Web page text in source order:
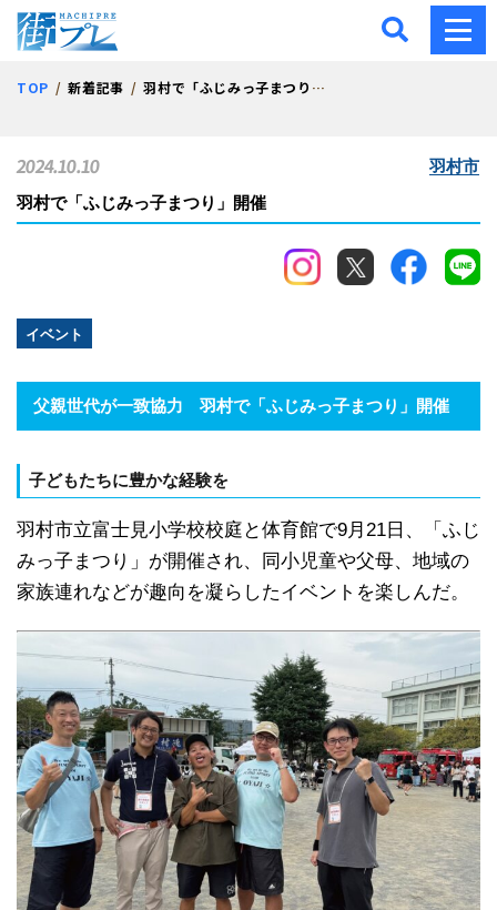
街プレ -東京・西多摩の
TOP 新着記事 羽村で「ふじみっ子まつり」開催
羽村で「ふじみっ子まつり」開催
イベント
2024.10.10 羽村市
父親世代が一致協力 羽村で「ふじみっ子まつり」開催
子どもたちに豊かな経験を
羽村市立富士見小学校校庭と体育館で9月21日、「ふじ
みっ子まつり」が開催され、同小児童や父母、地域の
家族連れなどが趣向を凝らしたイベントを楽しんだ。